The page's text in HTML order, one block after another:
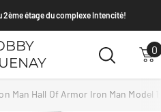
étage du complexe Intencité!
00
Man Hall Of Armor Iron Man Model